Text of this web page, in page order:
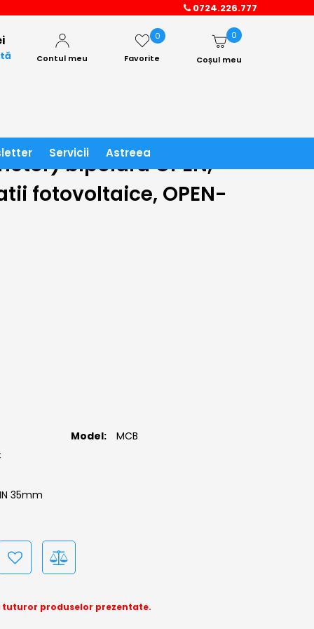
● CASETA LUMINOASA OPEN LA COMENZI PESTE 4500LEI! ●
0724.226.777
0
Coșul meu
Favorite
0
Contul meu
Servicii Astreea
bipolara OPEN,
fotovoltaice, OPEN-
35mm
Model: MCB
tuturor produselor prezentate.